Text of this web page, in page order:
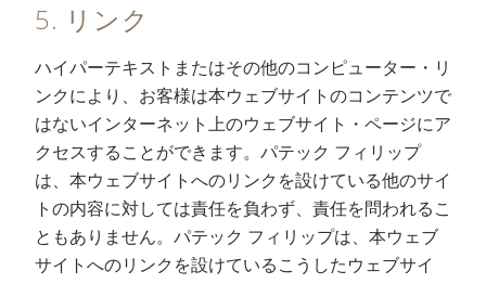
5. リンク
ハイパーテキストまたはその他のコンピューター・リ
ンクにより、お客様は本ウェブサイトのコンテンツで
はないインターネット上のウェブサイト・ページにア
クセスすることができます。パテック フィリップ
は、本ウェブサイトへのリンクを設けている他のサイ
トの内容に対しては責任を負わず、責任を問われるこ
ともありません。パテック フィリップは、本ウェブ
サイトへのリンクを設けているこうしたウェブサイ